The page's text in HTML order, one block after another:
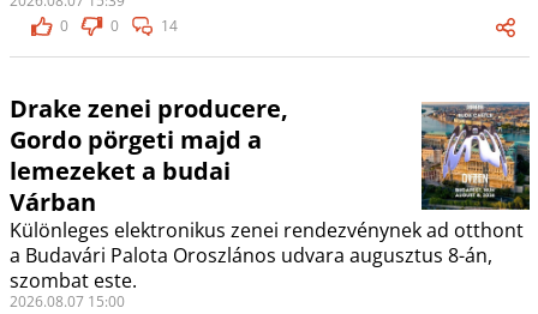
0
0 14
Drake zenei producere,
Gordo pörgeti majd a
lemezeket a budai
Várban
Különleges elektronikus zenei rendezvénynek ad otthont
a Budavári Palota Oroszlános udvara augusztus 8-án,
szombat este.
2026.08.07 15:00